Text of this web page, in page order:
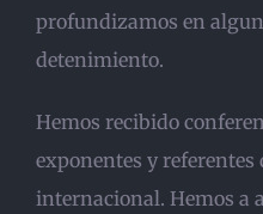
profundizamos en
detenimiento.
Hemos recibido
exponentes y referentes
internacional. Hemos a